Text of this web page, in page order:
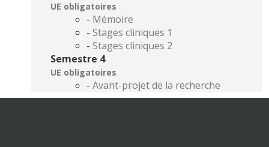
UE obligatoires
- Mémoire
- Stages cliniques 1
- Stages cliniques 2
Semestre 4
UE obligatoires
- Avant-projet de la recherche